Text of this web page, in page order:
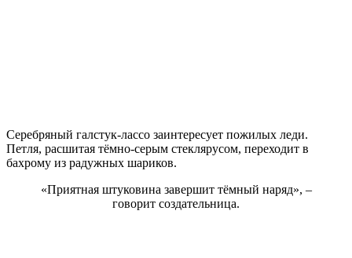
Серебряный галстук-лассо заинтересует пожилых леди.
Петля, расшитая тёмно-серым стеклярусом, переходит в
бахрому из радужных шариков.
«Приятная штуковина завершит тёмный наряд», –
говорит создательница.